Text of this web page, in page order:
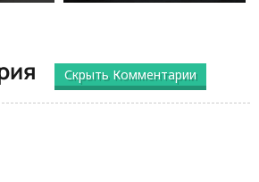
Скрыть Комментарии